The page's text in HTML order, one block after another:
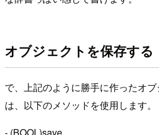
オブジェクトを保存する
で、上記のように勝手に作ったオ
は、以下のメソッドを使用します。
- (BOOL)save